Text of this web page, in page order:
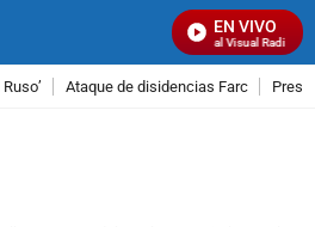
EN VIVO
Señal Visual Radio
Ataque de disidencias Farc